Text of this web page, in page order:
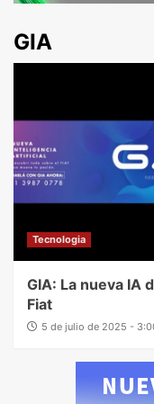
GIA
Tecnologia
GIA: La nueva IA
Fiat
5 de julio de 2025 -